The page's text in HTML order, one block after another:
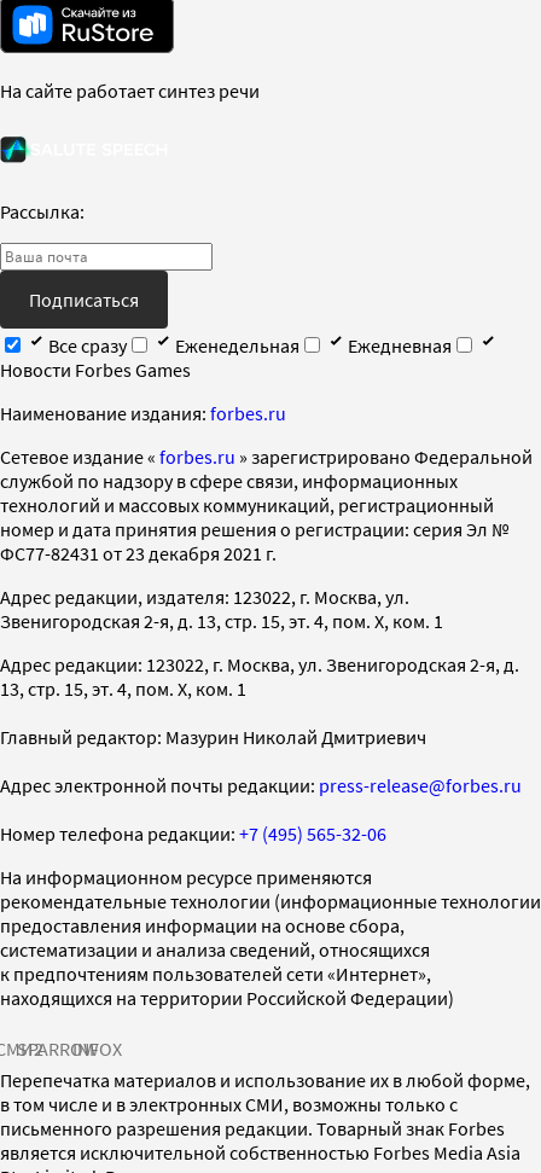
На сайте работает синтез речи
Рассылка:
Подписаться
Все сразу
Еженедельная
Ежедневная
Новости Forbes Games
Наименование издания: forbes.ru
Cетевое издание « forbes.ru » зарегистрировано Федеральной
службой по надзору в сфере связи, информационных
технологий и массовых коммуникаций, регистрационный
номер и дата принятия решения о регистрации: серия Эл №
ФС77-82431 от 23 декабря 2021 г.
Адрес редакции, издателя: 123022, г. Москва, ул.
Звенигородская 2-я, д. 13, стр. 15, эт. 4, пом. X, ком. 1
Адрес редакции: 123022, г. Москва, ул. Звенигородская 2-я, д.
13, стр. 15, эт. 4, пом. X, ком. 1
Главный редактор: Мазурин Николай Дмитриевич
Адрес электронной почты редакции: press-release@forbes.ru
Номер телефона редакции: +7 (495) 565-32-06
На информационном ресурсе применяются
рекомендательные технологии (информационные технологии
предоставления информации на основе сбора,
систематизации и анализа сведений, относящихся
к предпочтениям пользователей сети «Интернет»,
находящихся на территории Российской Федерации)
SPARROWINFOX
Перепечатка материалов и использование их в любой форме,
в том числе и в электронных СМИ, возможны только с
письменного разрешения редакции. Товарный знак Forbes
является исключительной собственностью Forbes Media Asia